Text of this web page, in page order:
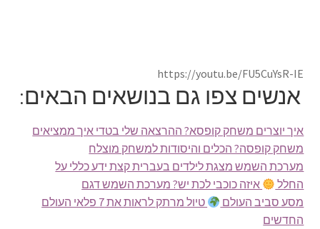
https://youtu.be/FU5CuYsR-IE
אנשים צפו גם בנושאים הבאים:
איך יוצרים משחק קופסא? ההרצאה שלי בטדי איך ממציאים
משחק קופסה? הכלים והיסודות למשחק מוצלח
מערכת השמש מצגת לילדים בעברית קצת ידע כללי על
החלל
איזה כוכבי לכת יש? מערכת השמש דגם
מסע סביב העולם
טיול מרתק לראות את 7 פלאי העולם
החדשים